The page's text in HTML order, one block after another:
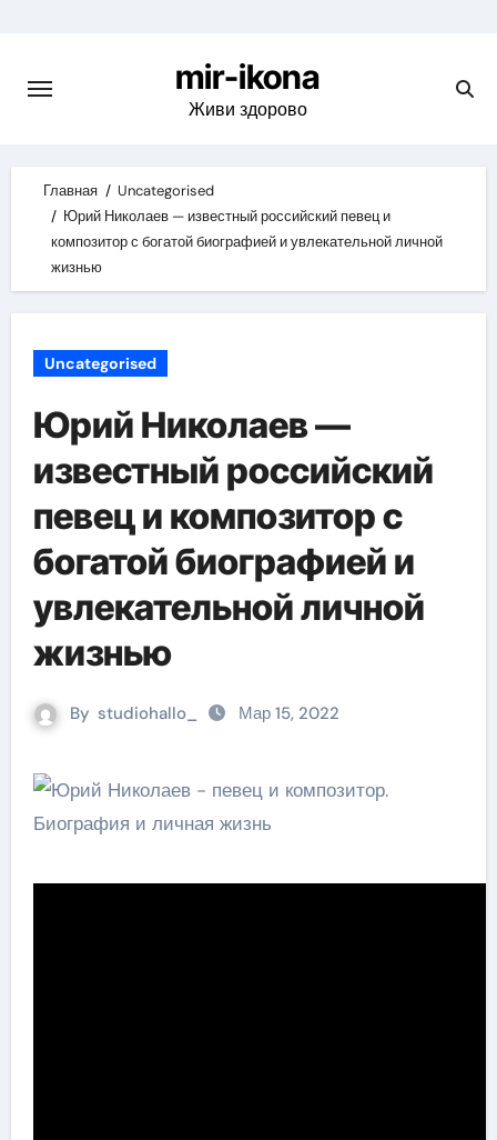
content
mir-ikona
Живи здорово
Главная
Uncategorised
Юрий Николаев — известный российский певец и
композитор с богатой биографией и увлекательной личной
жизнью
Uncategorised
Юрий Николаев —
известный российский
певец и композитор с
богатой биографией и
увлекательной личной
жизнью
By studiohallo_ Мар 15, 2022